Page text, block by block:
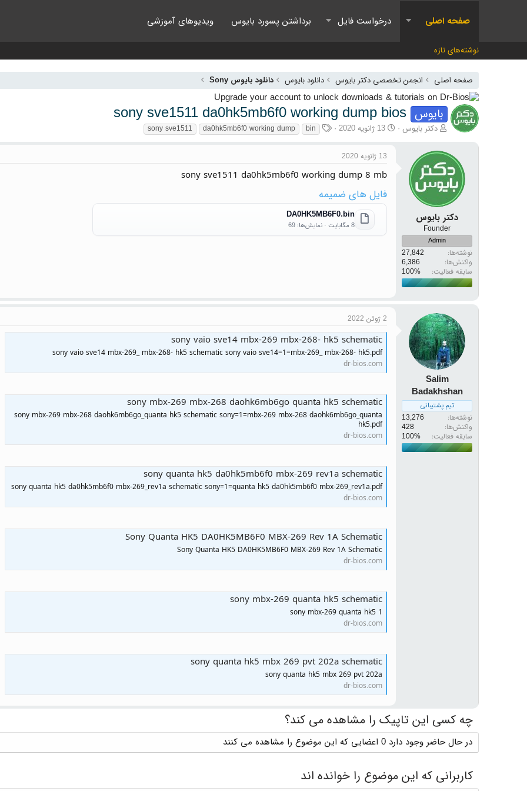
صفحه اصلی درخواست فایل برداشتن پسورد بایوس ویدیوهای آموزشی
نوشته‌های تازه
صفحه اصلی انجمن تخصصی دکتر بایوس دانلود بایوس دانلود بایوس Sony
بایوس sony sve1511 da0hk5mb6f0 working dump bios
آغازگر گفتمان
دکتر بایوس تاریخ شروع
13 ژانویه 2020 برچسب‌ها
bin
da0hk5mb6f0 working dump
sony sve1511
دکتر بایوس
Founder
Admin
نوشته‌ها
27,842
واکنش‌ها
6,386
سابقه فعالیت:
13 ژانویه 2020
sony sve1511 da0hk5mb6f0 working dump 8 mb
فایل های ضمیمه
DA0HK5MB6F0.bin
8 مگابایت · نمایش‌ها: 69
Salim
Badakhshan
تیم پشتیبانی
نوشته‌ها
13,276
واکنش‌ها
428
سابقه فعالیت:
2 ژوئن 2022
sony vaio sve14 mbx-269 mbx-268- hk5 schematic
sony vaio sve14 mbx-269_ mbx-268- hk5 schematic sony vaio sve14=1=mbx-269_ mbx-268- hk5.pdf
dr-bios.com
sony mbx-269 mbx-268 daohk6mb6go quanta hk5 schematic
sony mbx-269 mbx-268 daohk6mb6go_quanta hk5 schematic sony=1=mbx-269 mbx-268 daohk6mb6go_quanta
hk5.pdf
dr-bios.com
sony quanta hk5 da0hk5mb6f0 mbx-269 rev1a schematic
sony quanta hk5 da0hk5mb6f0 mbx-269_rev1a schematic sony=1=quanta hk5 da0hk5mb6f0 mbx-269_rev1a.pdf
dr-bios.com
Sony Quanta HK5 DA0HK5MB6F0 MBX-269 Rev 1A Schematic
Sony Quanta HK5 DA0HK5MB6F0 MBX-269 Rev 1A Schematic
dr-bios.com
sony mbx-269 quanta hk5 schematic
sony mbx-269 quanta hk5 1
dr-bios.com
sony quanta hk5 mbx 269 pvt 202a schematic
sony quanta hk5 mbx 269 pvt 202a
dr-bios.com
چه کسی این تاپیک را مشاهده می کند؟
در حال حاضر وجود دارد 0 اعضایی که این موضوع را مشاهده می کنند
کاربرانی که این موضوع را خوانده اند